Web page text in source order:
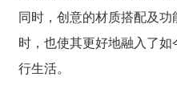
同时，创意的材质搭配及
时，也使其更好地融入了
行生活。